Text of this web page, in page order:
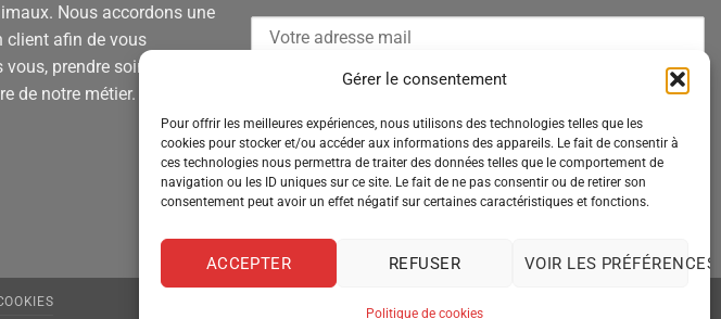
Gérer le consentement
Pour offrir les meilleures expériences, nous utilisons des technologies telles que les
cookies pour stocker et/ou accéder aux informations des appareils. Le fait de consentir à
ces technologies nous permettra de traiter des données telles que le comportement de
navigation ou les ID uniques sur ce site. Le fait de ne pas consentir ou de retirer son
consentement peut avoir un effet négatif sur certaines caractéristiques et fonctions.
ACCEPTER REFUSER VOIR LES PRÉFÉRENCES
Politique de cookies
Nous accordons une
client afin de vous
prendre soin de vos
de notre métier.